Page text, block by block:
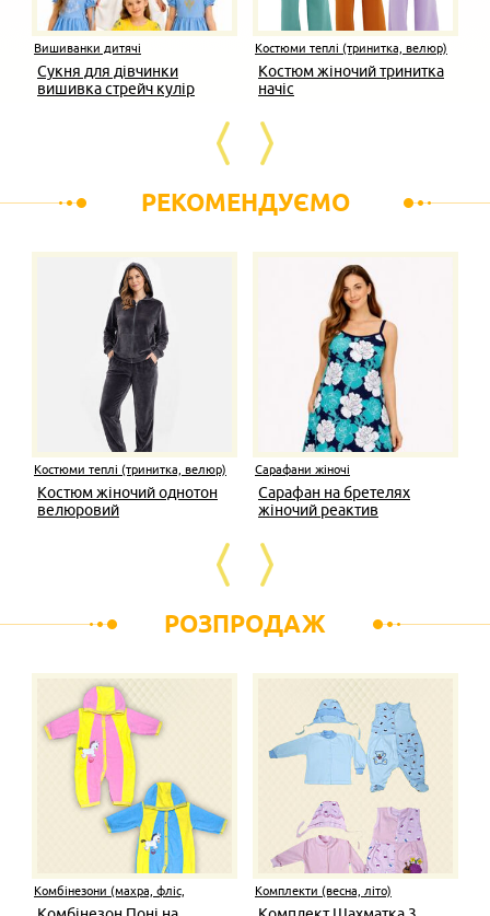
Вишиванки дитячі
Сукня для дівчинки
вишивка стрейч кулір
Костюми теплі (тринитка, велюр)
Костюм жіночий тринитка
начіс
РЕКОМЕНДУЄМО
Костюми теплі (тринитка, велюр)
Костюм жіночий однотон
велюровий
Сарафани жіночі
Сарафан на бретелях
жіночий реактив
РОЗПРОДАЖ
Комбінезони (махра, фліс,
капітон)
Комплекти (весна, літо)